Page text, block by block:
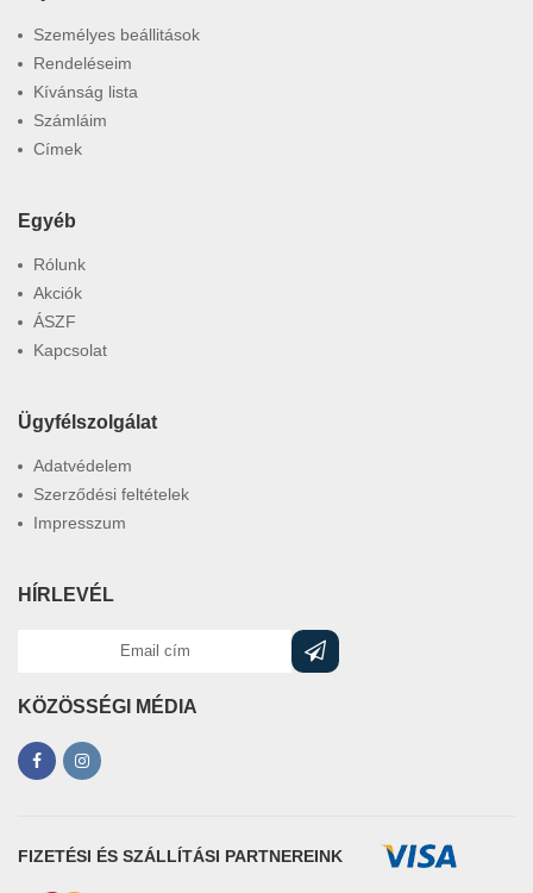
Személyes beállitások
Rendeléseim
Kívánság lista
Számláim
Címek
Egyéb
Rólunk
Akciók
ÁSZF
Kapcsolat
Ügyfélszolgálat
Adatvédelem
Szerződési feltételek
Impresszum
HÍRLEVÉL
KÖZÖSSÉGI MÉDIA
FIZETÉSI ÉS SZÁLLÍTÁSI PARTNEREINK